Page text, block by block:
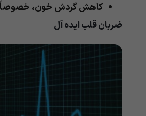
کاهش گردش خون، خصوصاً
ضربان قلب ایده آل